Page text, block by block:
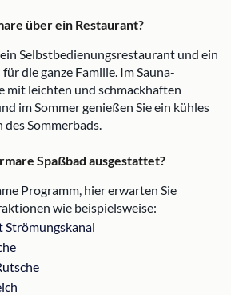
über ein Restaurant?
Selbstbedienungsrestaurant und ein
die ganze Familie. Im Sauna-
mit leichten und schmackhaften
im Sommer genießen Sie ein kühles
Sommerbads.
Spaßbad ausgestattet?
Programm, hier erwarten Sie
wie beispielsweise:
Strömungskanal